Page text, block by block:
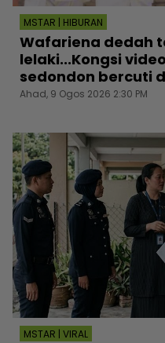
MSTAR | HIBURAN
Wafariena dedah
lelaki...Kongsi
sedondon bercuti
Ahad, 9 Ogos 2026 2:30 PM
MSTAR | VIRAL